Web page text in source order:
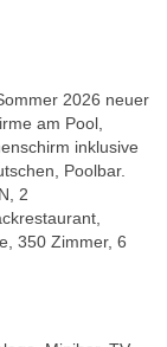
2026 neuer
am Pool,
inklusive
Poolbar.
2
350 Zimmer, 6